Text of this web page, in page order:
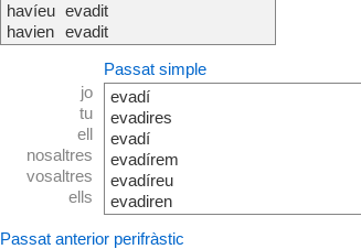
havíeu
havien
evadit
evadit
jo
tu
ell
nosaltres
vosaltres
ells
Passat simple
evadí
evadires
evadí
evadírem
evadíreu
evadiren
Passat anterior perifràstic